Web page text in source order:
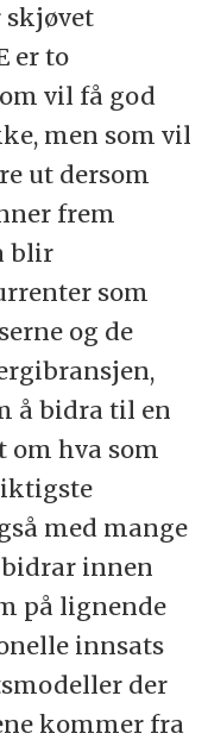
skjøvet
er to
vil få god
men som vil
ut dersom
frem
blir
som
og de
å bidra til en
hva som
med mange
innen
på lignende
innsats
der
kommer fra